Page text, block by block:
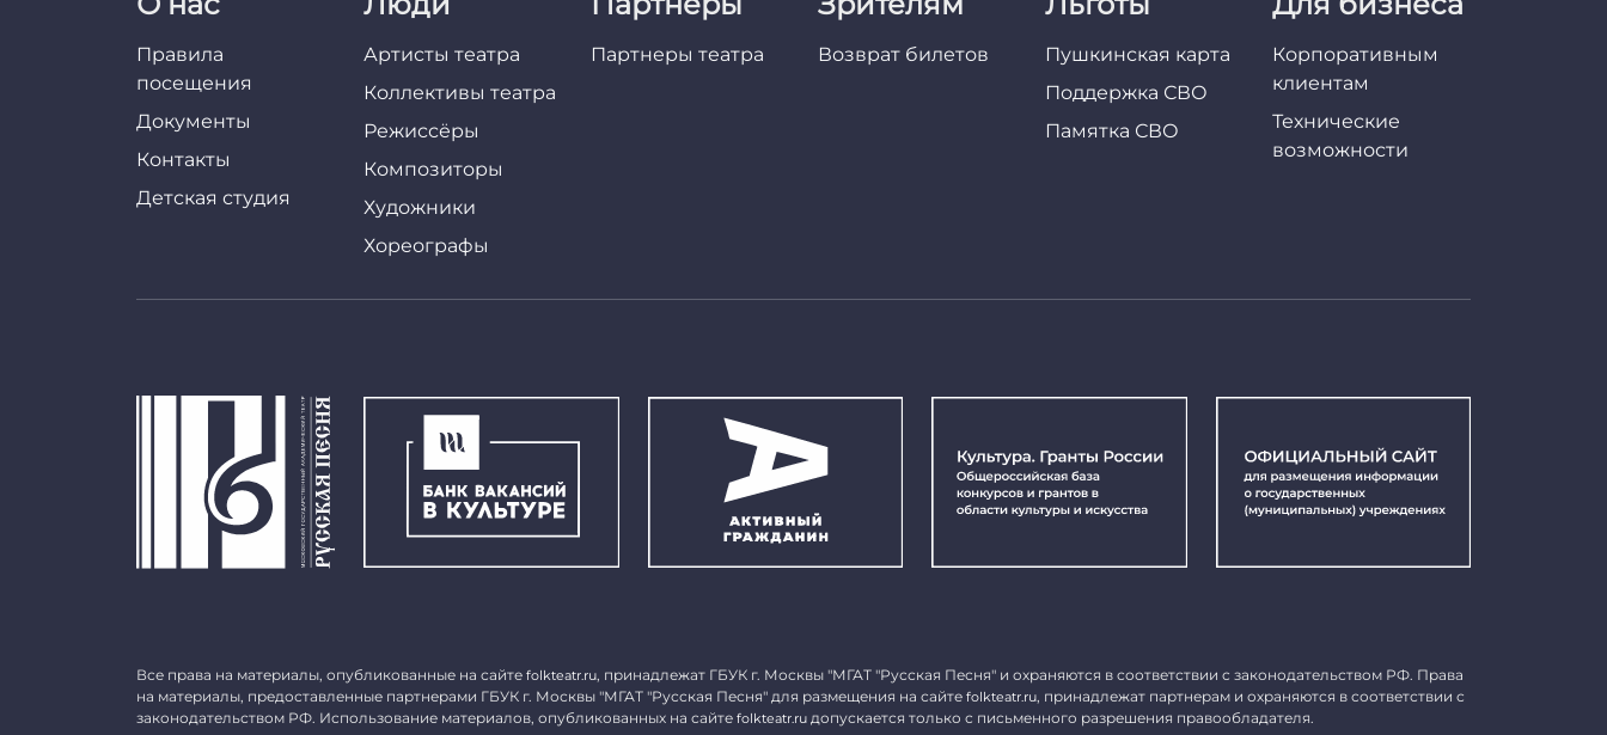
Правила
посещения
Документы
Контакты
Детская студия
Артисты театра
Коллективы театра
Режиссёры
Композиторы
Художники
Хореографы
Партнеры театра Возврат билетов
Пушкинская карта
Поддержка СВО
Памятка СВО
Корпоративным
клиентам
Технические
возможности
Все права на материалы, опубликованные на сайте folkteatr.ru, принадлежат ГБУК г. Москвы "МГАТ "Русская Песня" и охраняются в соответствии с законодательством РФ. Права
на материалы, предоставленные партнерами ГБУК г. Москвы "МГАТ "Русская Песня" для размещения на сайте folkteatr.ru, принадлежат партнерам и охраняются в соответствии с
законодательством РФ. Использование материалов, опубликованных на сайте folkteatr.ru допускается только с письменного разрешения правообладателя.